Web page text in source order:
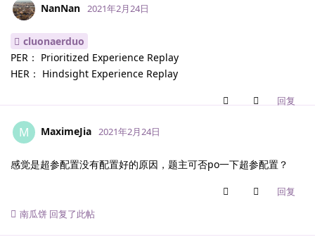
NanNan 2021年2月24日
cluonaerduo
PER： Prioritized Experience Replay
HER： Hindsight Experience Replay
回复
M MaximeJia 2021年2月24日
感觉是超参配置没有配置好的原因，题主可否po一下超参配置？
回复
南瓜饼 回复了此帖